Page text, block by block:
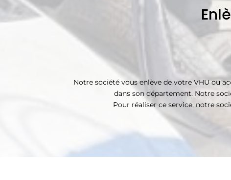
Notre société vous enlève de votre VHU ou
dans son département. Notre
Pour réaliser ce service, notre